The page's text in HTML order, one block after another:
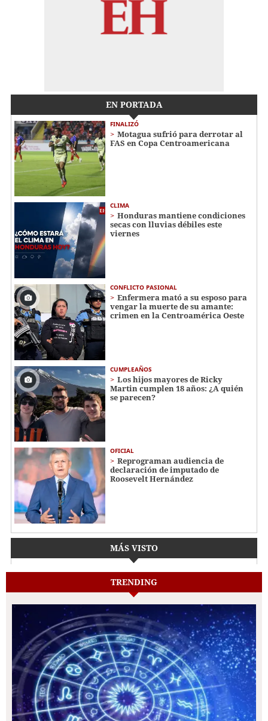
EN PORTADA
FINALIZÓ
Motagua sufrió para derrotar al
FAS en Copa Centroamericana
CLIMA
Honduras mantiene condiciones
secas con lluvias débiles este
viernes
CONFLICTO PASIONAL
Enfermera mató a su esposo para
vengar la muerte de su amante:
crimen en la Centroamérica Oeste
CUMPLEAÑOS
Los hijos mayores de Ricky
Martin cumplen 18 años: ¿A quién
se parecen?
OFICIAL
Reprograman audiencia de
declaración de imputado de
Roosevelt Hernández
MÁS VISTO
TRENDING